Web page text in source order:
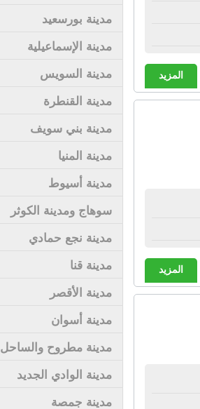
المزيد
المزيد
مدينة بورسعيد
مدينة الإسماعيلية
مدينة السويس
مدينة القنطرة
مدينة بني سويف
مدينة المنيا
مدينة أسيوط
سوهاج ومدينة الكوثر
مدينة نجع حمادي
مدينة قنا
مدينة الأقصر
مدينة أسوان
مدينة مطروح والساحل
مدينة الوادي الجديد
مدينة جمصة